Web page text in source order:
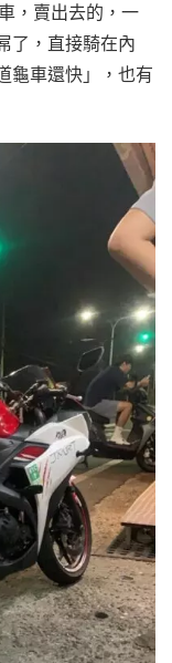
，賣出去的，一
了，直接騎在內
龜車還快」，也有